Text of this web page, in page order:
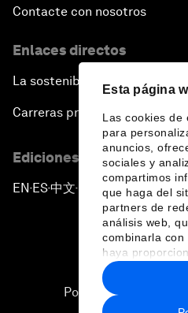
Esta página
Las cookies de
para
anuncios,
sociales y
compartimos
que haga del
partners de
análisis web,
combinarla
haya
recopilado a
hecho de sus
Contacte con nosotros
Enlaces directos
La sostenibilidad en el Foro
Carreras profesionales
Ediciones en otros
EN ▪ ES▪中文▪ 日本語
Política de